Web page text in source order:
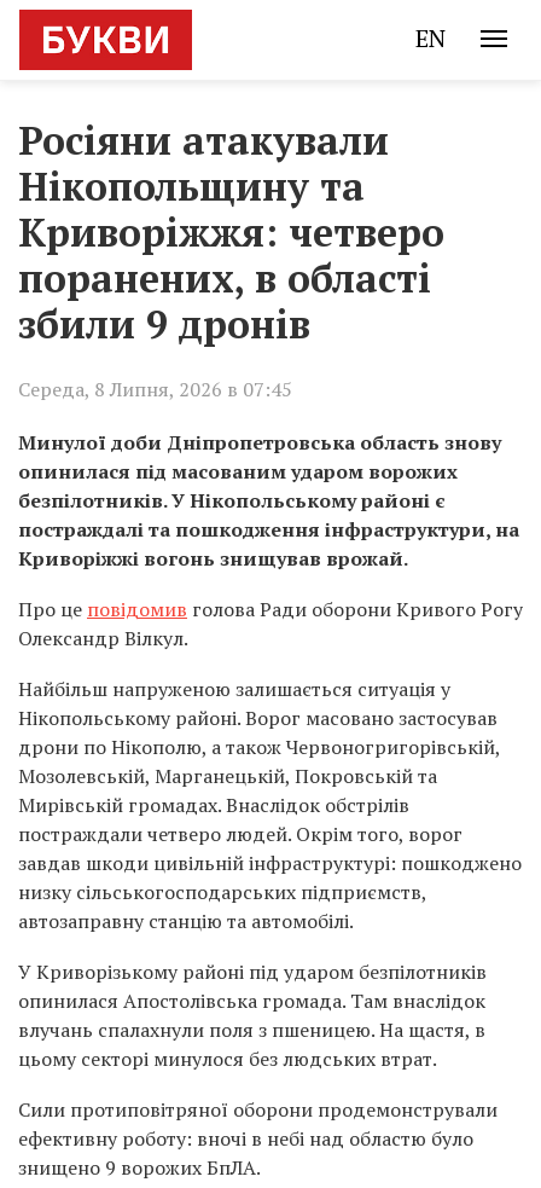
EN
Росіяни атакували
Нікопольщину та
Криворіжжя: четверо
поранених, в області
збили 9 дронів
Середа, 8 Липня, 2026 в 07:45
Минулої доби Дніпропетровська область знову
опинилася під масованим ударом ворожих
безпілотників. У Нікопольському районі є
постраждалі та пошкодження інфраструктури, на
Криворіжжі вогонь знищував врожай.
Про це повідомив голова Ради оборони Кривого Рогу
Олександр Вілкул.
Найбільш напруженою залишається ситуація у
Нікопольському районі. Ворог масовано застосував
дрони по Нікополю, а також Червоногригорівській,
Мозолевській, Марганецькій, Покровській та
Мирівській громадах. Внаслідок обстрілів
постраждали четверо людей. Окрім того, ворог
завдав шкоди цивільній інфраструктурі: пошкоджено
низку сільськогосподарських підприємств,
автозаправну станцію та автомобілі.
У Криворізькому районі під ударом безпілотників
опинилася Апостолівська громада. Там внаслідок
влучань спалахнули поля з пшеницею. На щастя, в
цьому секторі минулося без людських втрат.
Сили протиповітряної оборони продемонстрували
ефективну роботу: вночі в небі над областю було
знищено 9 ворожих БпЛА.